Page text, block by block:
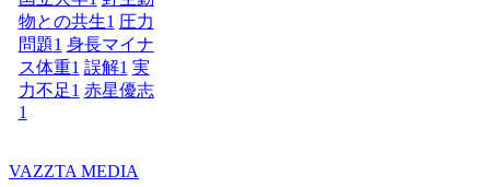
物との共生1 圧力
問題1 身長マイナ
ス体重1 誤解1 実
力不足1 赤星優志
1
VAZZTA MEDIA